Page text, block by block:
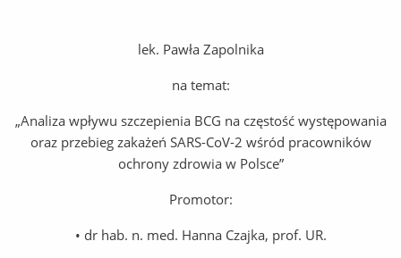
lek. Pawła Zapolnika
na temat:
„Analiza wpływu szczepienia BCG na częstość występowania
oraz przebieg zakażeń SARS-CoV-2 wśród pracowników
ochrony zdrowia w Polsce”
Promotor:
• dr hab. n. med. Hanna Czajka, prof. UR.